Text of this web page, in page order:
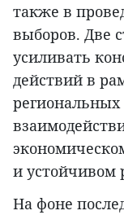
также в
выборов. Две
усиливать
действий в
и устойчивом
На фоне